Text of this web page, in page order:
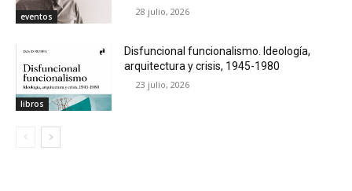
eventos 28 julio, 2026
libros
Disfuncional funcionalismo. Ideología,
arquitectura y crisis, 1945-1980
23 julio, 2026